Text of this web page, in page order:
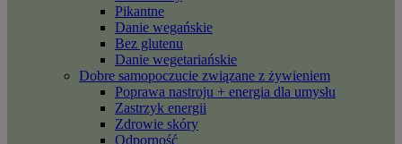
Pikantne
Danie wegańskie
Bez glutenu
Danie wegetariańskie
Dobre samopoczucie związane z żywieniem
Poprawa nastroju + energia dla umysłu
Zastrzyk energii
Zdrowie skóry
Odporność